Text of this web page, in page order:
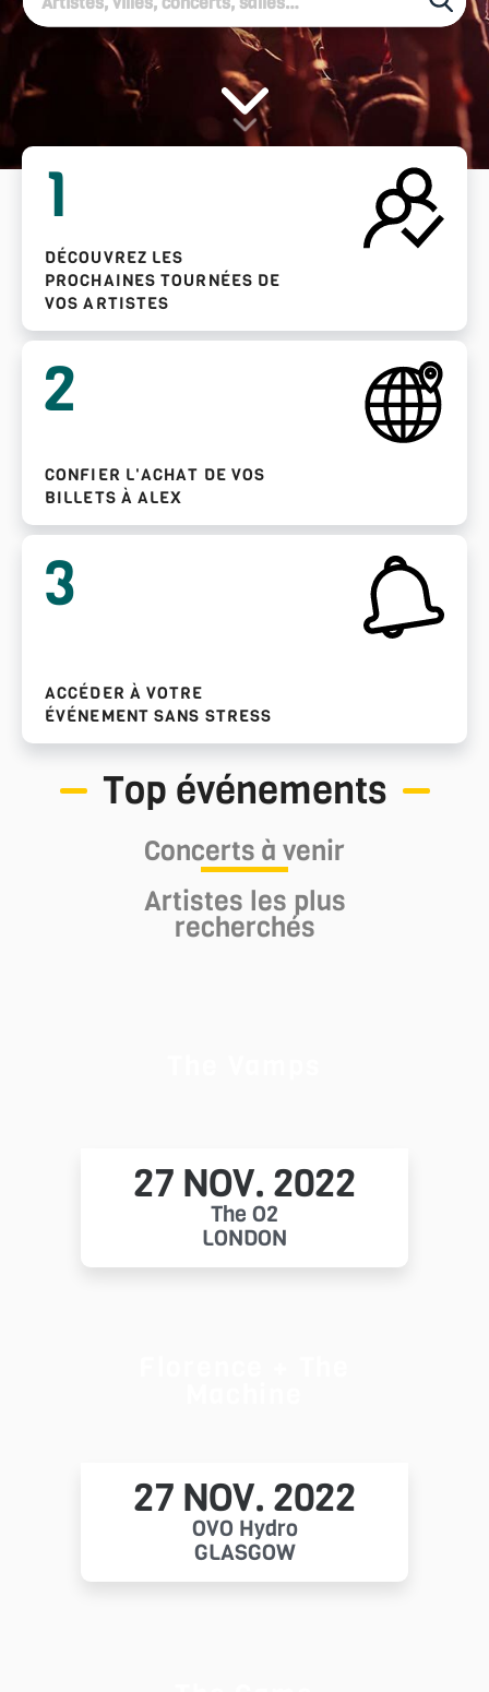
1
DÉCOUVREZ LES
PROCHAINES TOURNÉES DE
VOS ARTISTES
2
CONFIER L'ACHAT DE VOS
BILLETS À ALEX
3
ACCÉDER À VOTRE
ÉVÉNEMENT SANS STRESS
Top événements
Concerts à venir
Artistes les plus
recherchés
27 NOV. 2022
The O2
LONDON
27 NOV. 2022
OVO Hydro
GLASGOW